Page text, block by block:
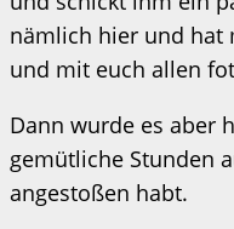
nämlich hier und hat
und mit euch allen
Dann wurde es aber
gemütliche Stunden
angestoßen habt.